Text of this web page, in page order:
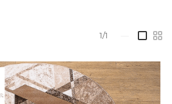
1/1